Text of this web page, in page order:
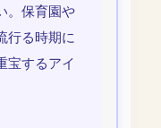
。保育園や
行る時期に
宝するアイ